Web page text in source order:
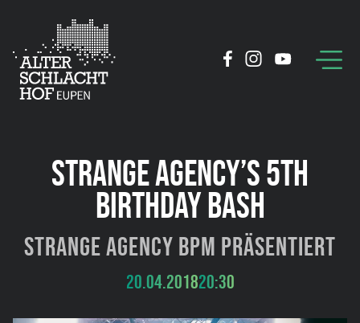
STRANGE AGENCY’S 5TH
BIRTHDAY BASH
Strange Agency BPM präsentiert
20.04.201820:30